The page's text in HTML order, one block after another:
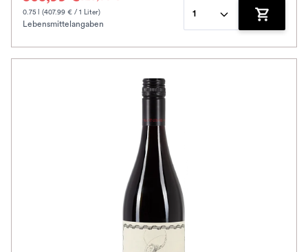
0.75 l (407.99 € / 1 Liter)
Lebensmittelangaben
1
Zum